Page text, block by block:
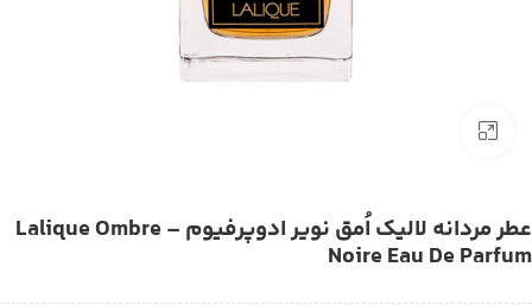
عطر مردانه لالیک اُمق نویر ادوپرفیوم – Lalique Ombre
Noire Eau De Parfum